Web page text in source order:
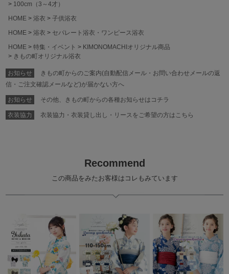
100cm（3～4才）
HOME
浴衣
子供浴衣
HOME
浴衣
セパレート浴衣・ワンピース浴衣
HOME
特集・イベント
KIMONOMACHIオリジナル商品
きもの町オリジナル浴衣
お知らせ
きもの町からのご案内(自動配信メール・お問い合わせメールの返
信・ご注文確認メールなど)が届かない方へ
お知らせ その他、きもの町からの各種お知らせはコチラ
衣装協力 衣装協力・衣装貸し出し・リースをご希望の方はこちら
Recommend
この商品をみたお客様はコレもみています